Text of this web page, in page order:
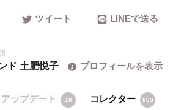
ツイート LINEで送る
ド 土肥悦子 プロフィールを表示
アップデート 18 コレクター 809